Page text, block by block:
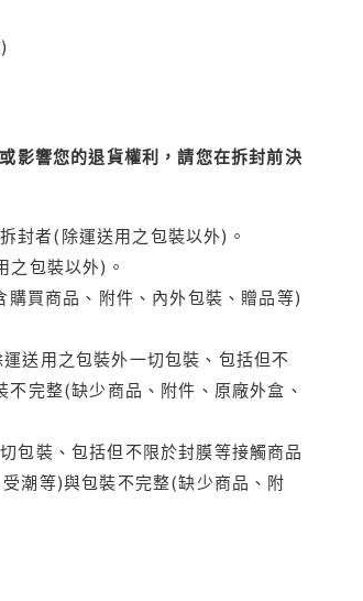
影響您的退貨權利，請您在拆封前決
封者(除運送用之包裝以外)。
包裝以外)。
買商品、附件、內外包裝、贈品等)
送用之包裝外一切包裝、包括但不
完整(缺少商品、附件、原廠外盒、
包裝、包括但不限於封膜等接觸商品
潮等)與包裝不完整(缺少商品、附